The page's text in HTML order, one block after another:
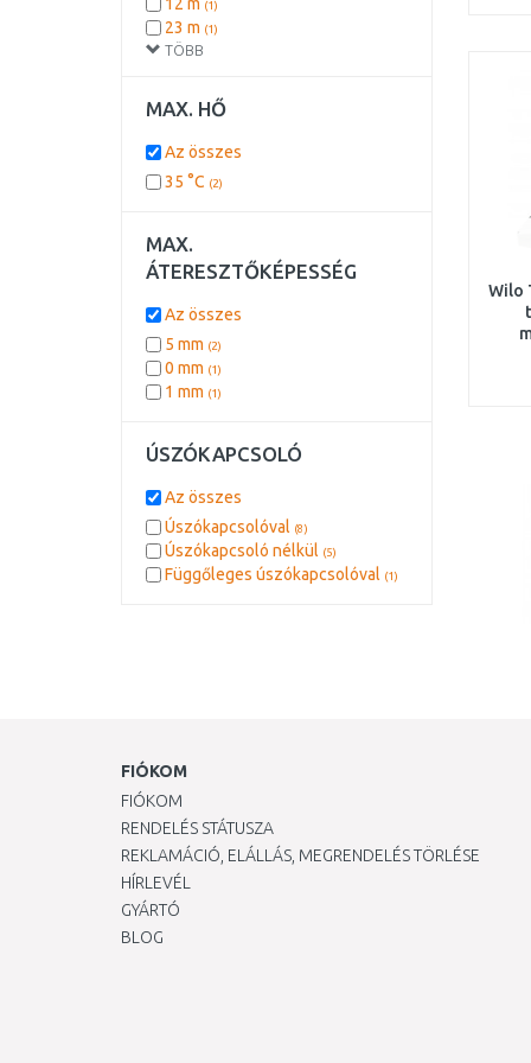
Wilo
TÖBB
(1)
23 m (1)
30 m
MAX. HŐ
Az összes
35 °C (2)
MAX.
ÁTERESZTŐKÉPESSÉG
Az összes
5 mm (2)
0 mm (1)
1 mm (1)
ÚSZÓKAPCSOLÓ
Az összes
Úszókapcsolóval (8)
Úszókapcsoló nélkül (5)
Függőleges úszókapcsolóval (1)
FIÓKOM
FIÓKOM
RENDELÉS STÁTUSZA
REKLAMÁCIÓ, ELÁLLÁS, MEGRENDELÉS TÖRLÉSE
HÍRLEVÉL
GYÁRTÓ
BLOG